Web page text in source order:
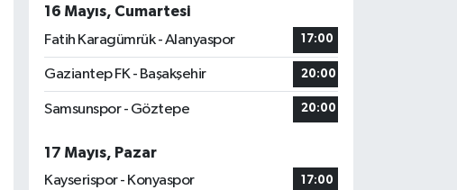
16 Mayıs, Cumartesi
Fatih Karagümrük - Alanyaspor
17:00
Gaziantep FK - Başakşehir 20:00
Samsunspor - Göztepe 20:00
17 Mayıs, Pazar
Kayserispor - Konyaspor
17:00